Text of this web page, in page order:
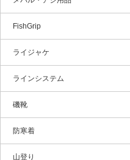
FishGrip
ライジャケ
ラインシステム
磯靴
防寒着
山登り